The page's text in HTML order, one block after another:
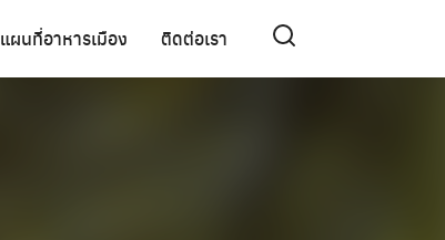
แผนที่อาหารเมือง ติดต่อเรา